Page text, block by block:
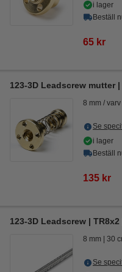
i lager
Beställ
65 kr
123-3D Leadscrew mutter
8 mm / varv
Se
i lager
Beställ
135 kr
123-3D Leadscrew |
8 mm 30
Se